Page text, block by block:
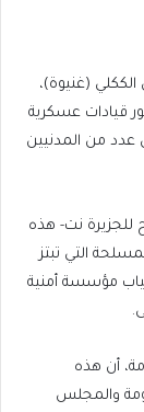
(غنيوة)،
قيادات عسكرية
من المدنيين
نت- هذه
التي تبتز
مؤسسة أمنية
أن هذه
والمجلس